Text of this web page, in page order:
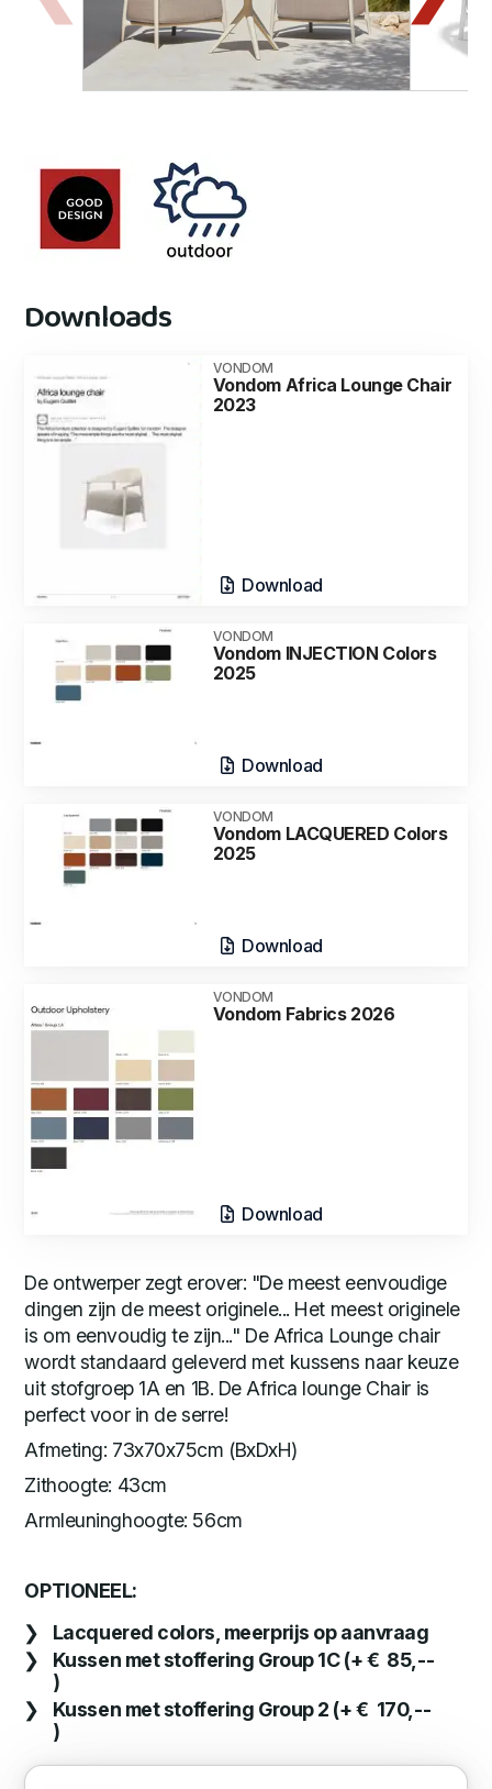
Downloads
VONDOM
Vondom Africa Lounge Chair
2023
Download
VONDOM
Vondom INJECTION Colors
2025
Download
VONDOM
Vondom LACQUERED Colors
2025
Download
VONDOM
Vondom Fabrics 2026
Download
De ontwerper zegt erover: "De meest eenvoudige
dingen zijn de meest originele... Het meest originele
is om eenvoudig te zijn..." De Africa Lounge chair
wordt standaard geleverd met kussens naar keuze
uit stofgroep 1A en 1B. De Africa lounge Chair is
perfect voor in de serre!
Afmeting: 73x70x75cm (BxDxH)
Zithoogte: 43cm
Armleuninghoogte: 56cm
OPTIONEEL:
Lacquered colors, meerprijs op aanvraag
Kussen met stoffering Group 1C (+ € 85,--
)
Kussen met stoffering Group 2 (+ € 170,--
)